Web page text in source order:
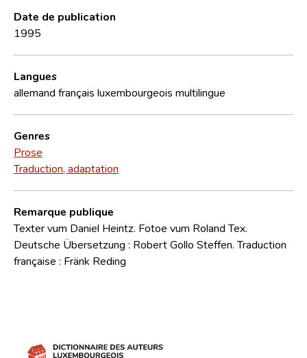
Date de publication
1995
Langues
allemand français luxembourgeois multilingue
Genres
Prose
Traduction, adaptation
Remarque publique
Texter vum Daniel Heintz. Fotoe vum Roland Tex.
Deutsche Übersetzung : Robert Gollo Steffen. Traduction
française : Fränk Reding